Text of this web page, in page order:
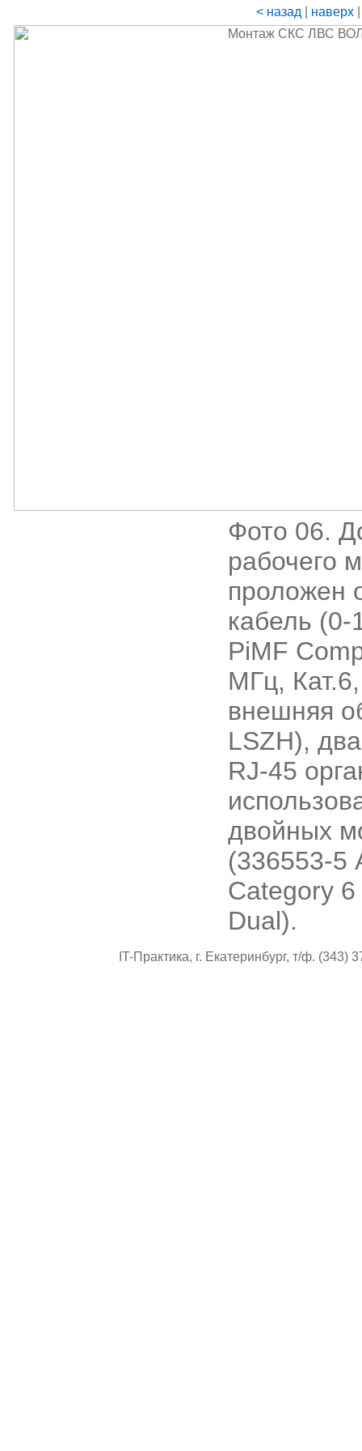
< назад наверх
Фото 06.
рабочего
проложен
кабель (0-
PiMF
МГц,
внешняя
LSZH),
RJ-45
двойных
(336553-5
Category
Dual).
IT-Практика, г. Екатеринбург, т/ф. (343)